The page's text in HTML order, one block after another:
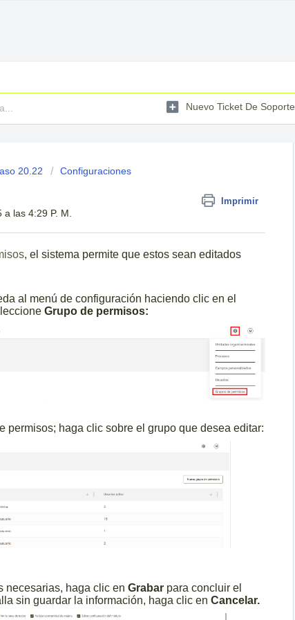
Nuevo Ticket De Soporte
20.22 Configuraciones
Imprimir
las 4:29 P. M.
, el sistema permite que estos sean editados
al menú de configuración haciendo clic en el
Grupo de permisos:
permisos; haga clic sobre el grupo que desea editar:
necesarias, haga clic en Grabar para concluir el
sin guardar la información, haga clic en Cancelar.